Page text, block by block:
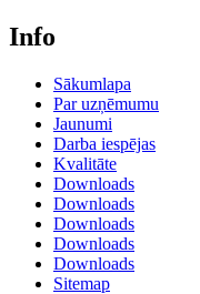
Info
Sākumlapa
Par uzņēmumu
Jaunumi
Darba iespējas
Kvalitāte
Downloads
Downloads
Downloads
Downloads
Downloads
Sitemap